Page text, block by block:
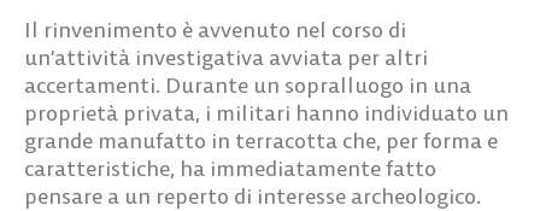
Il rinvenimento è avvenuto nel corso di
un’attività investigativa avviata per altri
accertamenti. Durante un sopralluogo in una
proprietà privata, i militari hanno individuato un
grande manufatto in terracotta che, per forma e
caratteristiche, ha immediatamente fatto
pensare a un reperto di interesse archeologico.